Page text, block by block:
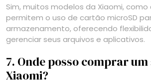
Sim, muitos modelos da Xiaomi, como
permitem o uso de cartão microSD
armazenamento, oferecendo
gerenciar seus arquivos e aplicativos.
7. Onde posso comprar
Xiaomi?